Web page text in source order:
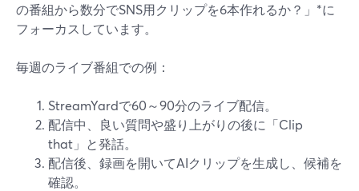
の番組から数分でSNS用クリップを6本作れるか？」*に
フォーカスしています。
毎週のライブ番組での例：
StreamYardで60～90分のライブ配信。
配信中、良い質問や盛り上がりの後に「Clip
that」と発話。
配信後、録画を開いてAIクリップを生成し、候補を
確認。